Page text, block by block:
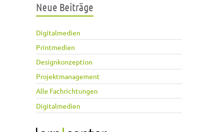
Neue Beiträge
Digitalmedien
Printmedien
Designkonzeption
Projektmanagement
Alle Fachrichtungen
Digitalmedien